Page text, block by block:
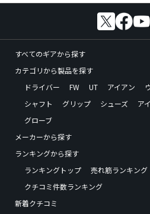
すべてのギアから探す
カテゴリから製品を探す
ドライバー
FW UT アイアン
シャフト
グリップ シューズ ア
グローブ
メーカーから探す
ランキングから探す
ランキングトップ
売れ筋ランキング
クチコミ件数ランキング
新着クチコミ